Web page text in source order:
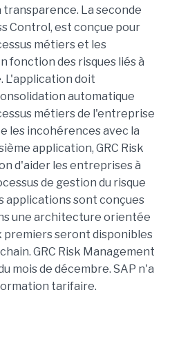
La seconde
Control, est conçue pour
métiers et les
fonction des risques liés à
L'application doit
automatique
métiers de l'entreprise
les incohérences avec la
application, GRC Risk
d'aider les entreprises à
de gestion du risque
applications sont conçues
une architecture orientée
premiers seront disponibles
GRC Risk Management
mois de décembre. SAP n'a
tarifaire.